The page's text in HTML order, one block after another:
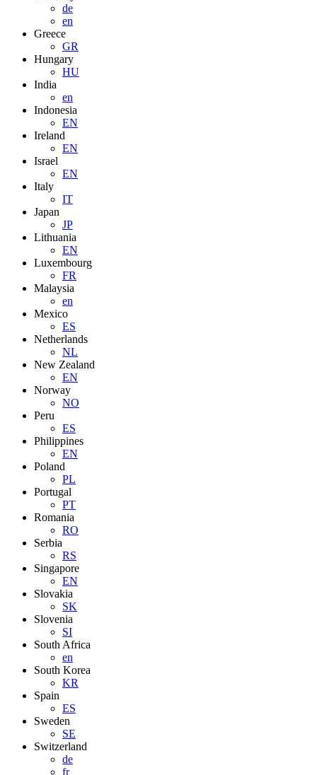
de
en
Greece
GR
Hungary
HU
India
en
Indonesia
EN
Ireland
EN
Israel
EN
Italy
IT
Japan
JP
Lithuania
EN
Luxembourg
FR
Malaysia
en
Mexico
ES
Netherlands
NL
New Zealand
EN
Norway
NO
Peru
ES
Philippines
EN
Poland
PL
Portugal
PT
Romania
RO
Serbia
RS
Singapore
EN
Slovakia
SK
Slovenia
SI
South Africa
en
South Korea
KR
Spain
ES
Sweden
SE
Switzerland
de
fr